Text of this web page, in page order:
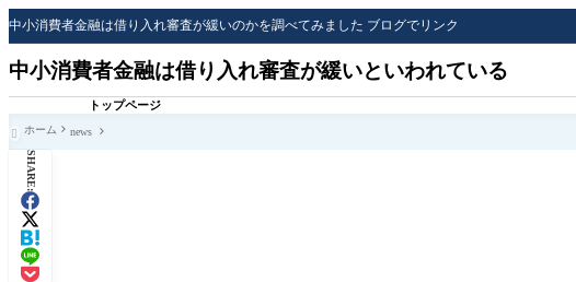
中小消費者金融は借り入れ審査が緩いのかを調べてみました ブログでリンク
中小消費者金融は借り入れ審査が緩いといわれている
トップページ
 ホーム news
SHARE: